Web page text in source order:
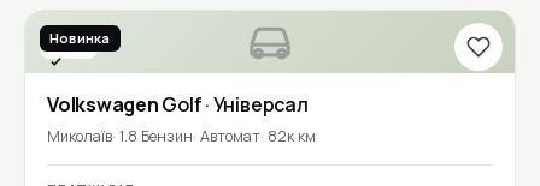
2019
Новинка
Перевірено
VolkswagenGolf· Універсал
Миколаїв 1.8 Бензин Автомат 82к км